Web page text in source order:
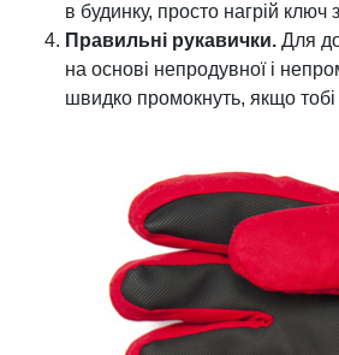
в будинку, просто нагрій ключ
Правильні рукавички. Для
на основі непродувної і
швидко промокнуть, якщо тобі